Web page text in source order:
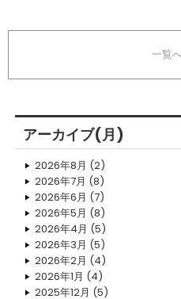
一覧
アーカイブ(月)
2026年8月 (2)
2026年7月 (8)
2026年6月 (7)
2026年5月 (8)
2026年4月 (5)
2026年3月 (5)
2026年2月 (4)
2026年1月 (4)
2025年12月 (5)